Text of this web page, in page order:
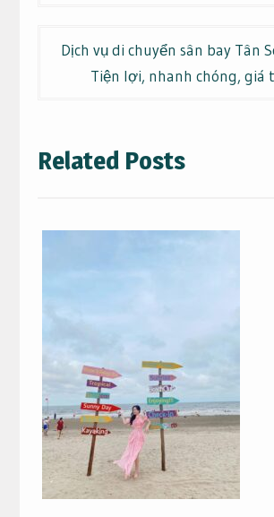
Dịch vụ di chuyển sân bay Tân
Tiện lợi, nhanh chóng, giá
Related Posts